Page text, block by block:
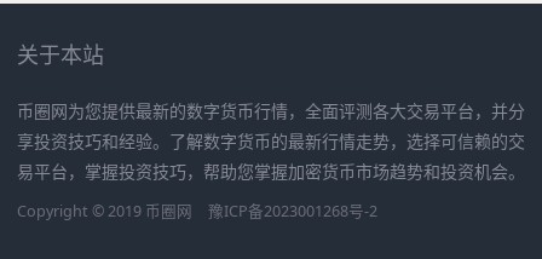
关于本站
币圈网为您提供最新的数字货币行情，全面评测各大交易平台，并分
享投资技巧和经验。了解数字货币的最新行情走势，选择可信赖的交
易平台，掌握投资技巧，帮助您掌握加密货币市场趋势和投资机会。
Copyright © 2019 币圈网 豫ICP备2023001268号-2